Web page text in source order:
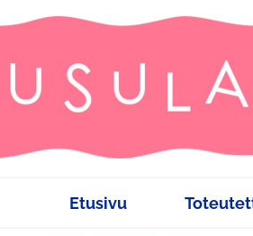
Etusivu